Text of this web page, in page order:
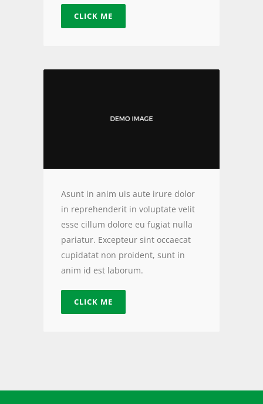
CLICK ME
Asunt in anim uis aute irure dolor
in reprehenderit in voluptate velit
esse cillum dolore eu fugiat nulla
pariatur. Excepteur sint occaecat
cupidatat non proident, sunt in
anim id est laborum.
CLICK ME